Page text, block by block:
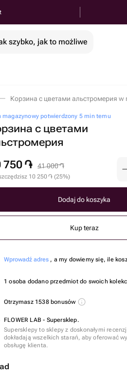
szybko, jak to możliwe
Корзина с цветами альстромерия w
magazynowy potwierdzony 5 min temu
с цветами
750֏ 41 000֏
10 250֏ (25%)
Dodaj do koszyka
Kup teraz
Wprowadź adres , a my dowiemy się, ile
1 osoba dodano przedmiot do swoich
Otrzymasz 1538 bonusów
FLOWER LAB - Supersklep.
Supersklepy to sklepy z doskonałymi
dokładają wszelkich starań, aby oferować
obsługę klienta.